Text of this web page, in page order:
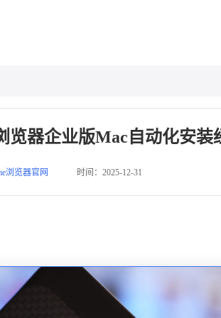
览器企业版Mac自动化安装
浏览器官网 时间：2025-12-31